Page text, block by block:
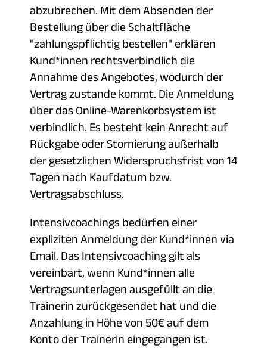
abzubrechen. Mit dem Absenden der
Bestellung über die Schaltfläche
"zahlungspflichtig bestellen" erklären
Kund*innen rechtsverbindlich die
Annahme des Angebotes, wodurch der
Vertrag zustande kommt. Die Anmeldung
über das Online-Warenkorbsystem ist
verbindlich. Es besteht kein Anrecht auf
Rückgabe oder Stornierung außerhalb
der gesetzlichen Widerspruchsfrist von 14
Tagen nach Kaufdatum bzw.
Vertragsabschluss.
Intensivcoachings bedürfen einer
expliziten Anmeldung der Kund*innen via
Email. Das Intensivcoaching gilt als
vereinbart, wenn Kund*innen alle
Vertragsunterlagen ausgefüllt an die
Trainerin zurückgesendet hat und die
Anzahlung in Höhe von 50€ auf dem
Konto der Trainerin eingegangen ist.